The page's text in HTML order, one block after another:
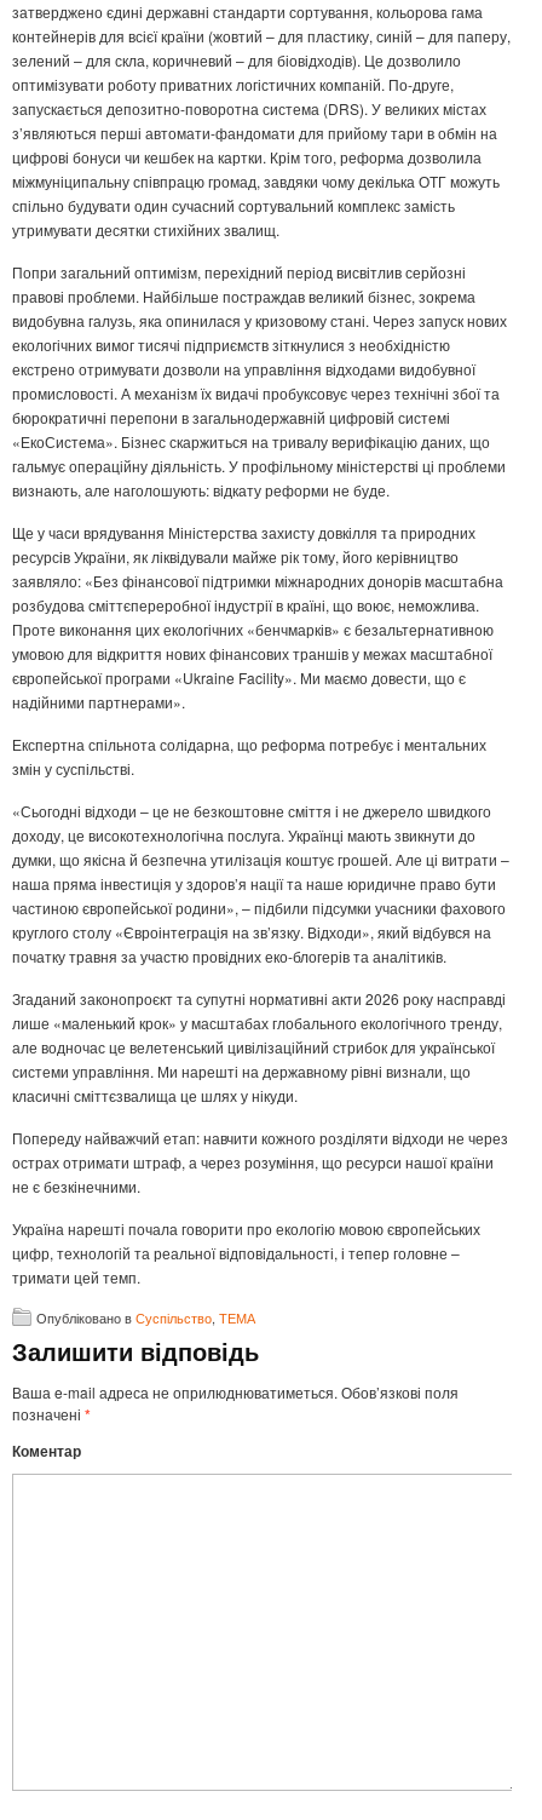
затверджено єдині державні стандарти сортування, кольорова гама
контейнерів для всієї країни (жовтий – для пластику, синій – для паперу,
зелений – для скла, коричневий – для біовідходів). Це дозволило
оптимізувати роботу приватних логістичних компаній. По-друге,
запускається депозитно-поворотна система (DRS). У великих містах
з’являються перші автомати-фандомати для прийому тари в обмін на
цифрові бонуси чи кешбек на картки. Крім того, реформа дозволила
міжмуніципальну співпрацю громад, завдяки чому декілька ОТГ можуть
спільно будувати один сучасний сортувальний комплекс замість
утримувати десятки стихійних звалищ.
Попри загальний оптимізм, перехідний період висвітлив серйозні
правові проблеми. Найбільше постраждав великий бізнес, зокрема
видобувна галузь, яка опинилася у кризовому стані. Через запуск нових
екологічних вимог тисячі підприємств зіткнулися з необхідністю
екстрено отримувати дозволи на управління відходами видобувної
промисловості. А механізм їх видачі пробуксовує через технічні збої та
бюрократичні перепони в загальнодержавній цифровій системі
«ЕкоСистема». Бізнес скаржиться на тривалу верифікацію даних, що
гальмує операційну діяльність. У профільному міністерстві ці проблеми
визнають, але наголошують: відкату реформи не буде.
Ще у часи врядування Міністерства захисту довкілля та природних
ресурсів України, як ліквідували майже рік тому, його керівництво
заявляло: «Без фінансової підтримки міжнародних донорів масштабна
розбудова сміттєпереробної індустрії в країні, що воює, неможлива.
Проте виконання цих екологічних «бенчмарків» є безальтернативною
умовою для відкриття нових фінансових траншів у межах масштабної
європейської програми «Ukraine Facility». Ми маємо довести, що є
надійними партнерами».
Експертна спільнота солідарна, що реформа потребує і ментальних
змін у суспільстві.
«Сьогодні відходи – це не безкоштовне сміття і не джерело швидкого
доходу, це високотехнологічна послуга. Українці мають звикнути до
думки, що якісна й безпечна утилізація коштує грошей. Але ці витрати –
наша пряма інвестиція у здоров’я нації та наше юридичне право бути
частиною європейської родини», – підбили підсумки учасники фахового
круглого столу «Євроінтеграція на зв’язку. Відходи», який відбувся на
початку травня за участю провідних еко-блогерів та аналітиків.
Згаданий законопроєкт та супутні нормативні акти 2026 року насправді
лише «маленький крок» у масштабах глобального екологічного тренду,
але водночас це велетенський цивілізаційний стрибок для української
системи управління. Ми нарешті на державному рівні визнали, що
класичні сміттєзвалища це шлях у нікуди.
Попереду найважчий етап: навчити кожного розділяти відходи не через
острах отримати штраф, а через розуміння, що ресурси нашої країни
не є безкінечними.
Україна нарешті почала говорити про екологію мовою європейських
цифр, технологій та реальної відповідальності, і тепер головне –
тримати цей темп.
Опубліковано вСуспільство, ТЕМА
Залишити відповідь
Ваша e-mail адреса не оприлюднюватиметься. Обов’язкові поля
позначені *
Коментар